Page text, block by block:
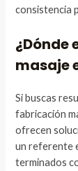
consistencia
¿Dónde
masaje
Si buscas
fabricación
ofrecen
un referente
terminados